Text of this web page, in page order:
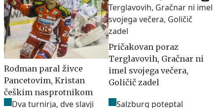
Rodman paral živce
Pancetovim, Kristan
češkim nasprotnikom
Pričakovan poraz
Terglavovih, Gračnar ni
imel svojega večera,
Goličič zadel